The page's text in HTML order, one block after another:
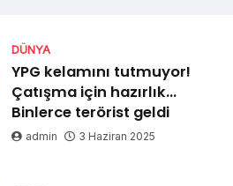
DÜNYA
YPG kelamını tutmuyor!
Çatışma için hazırlık…
Binlerce terörist geldi
admin 3 Haziran 2025